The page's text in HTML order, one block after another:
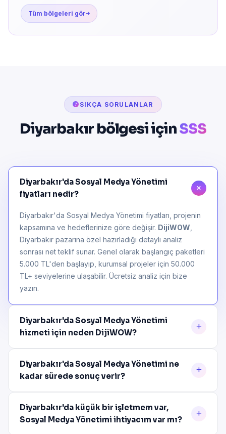
Tüm bölgeleri gör
SIKÇA SORULANLAR
Diyarbakır bölgesi içinSSS
Diyarbakır'da Sosyal Medya Yönetimi
fiyatları nedir?
Diyarbakır'da Sosyal Medya Yönetimi fiyatları, projenin
kapsamına ve hedeflerinize göre değişir. DijiWOW
Diyarbakır pazarına özel hazırladığı detaylı analiz
sonrası net teklif sunar. Genel olarak başlangıç paketleri
5.000 TL'den başlayıp, kurumsal projeler için 50.000
TL+ seviyelerine ulaşabilir. Ücretsiz analiz için bize
yazın.
Diyarbakır'da Sosyal Medya Yönetimi
hizmeti için neden DijiWOW?
Diyarbakır'da Sosyal Medya Yönetimi ne
kadar sürede sonuç verir?
Diyarbakır'da küçük bir işletmem var,
Sosyal Medya Yönetimi ihtiyacım var mı?